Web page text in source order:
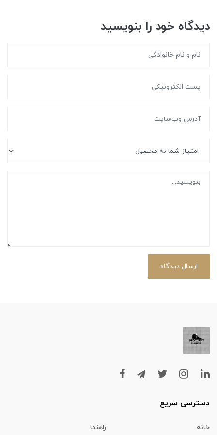
دیدگاه خود را بنویسید
ارسال دیدگاه
دسترسی سریع
خانه راهنما